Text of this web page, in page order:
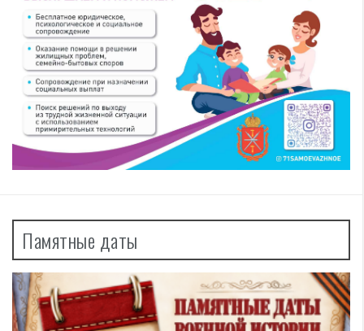
Памятные даты